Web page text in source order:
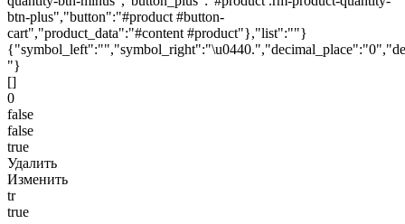
btn-plus","button":"#product #button-
cart","product_data":"#content #product"},"list":""}
"}
[]
0
false
false
true
Удалить
Изменить
tr
true